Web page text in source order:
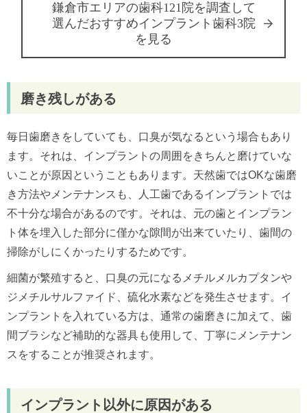
鎌倉市エリアの歯科121院を調査して
選んだおすすめインプラント歯科3院
を見る
磨き残しがある
毎日歯磨きをしていても、口臭が気なるという場合もあり
ます。それは、インプラントの周囲をきちんと磨けていな
いことが原因ということもあります。天然歯ではOKな歯磨
き方法やメンテナンスも、人工歯であるインプラントでは
不十分な場合があるのです。それは、元の歯とインプラン
ト体を埋入した部分に僅かな隙間が出来ていたり、歯間の
掃除がしにくかったりするためです。
細菌が繁殖すると、口臭の元になるメチルメルカプタンや
ジメチルサルファイド、硫化水素などを発生させます。イ
ンプラントを入れている方は、通常の歯磨きに加えて、歯
間ブラシなど補助的な器具も使用して、丁寧にメンテナン
スをすることが推奨されます。
インプラント以外に原因がある